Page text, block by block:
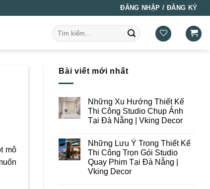
ĐĂNG NHẬP / ĐĂNG KÝ
Tìm
kiếm:
mô
Bài viết mới nhất
Những Xu Hướng Thiết Kế
Thi Công Studio Chụp Ảnh
Tại Đà Nẵng | Vking Decor
bình
luận
ở
Những
Xu
Hướng
Những Lưu Ý Trong Thiết Kế
Thi Công Trọn Gói Studio
Quay Phim Tại Đà Nẵng |
Vking Decor